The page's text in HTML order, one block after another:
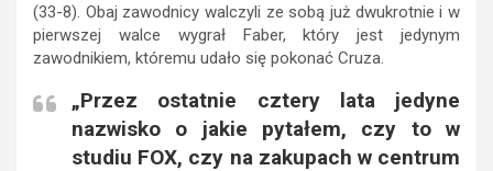
(33-8). Obaj zawodnicy walczyli ze sobą już dwukrotnie i w
pierwszej walce wygrał Faber, który jest jedynym
zawodnikiem, któremu udało się pokonać Cruza.
„Przez ostatnie cztery lata jedyne
nazwisko o jakie pytałem, czy to w
studiu FOX, czy na zakupach w centrum